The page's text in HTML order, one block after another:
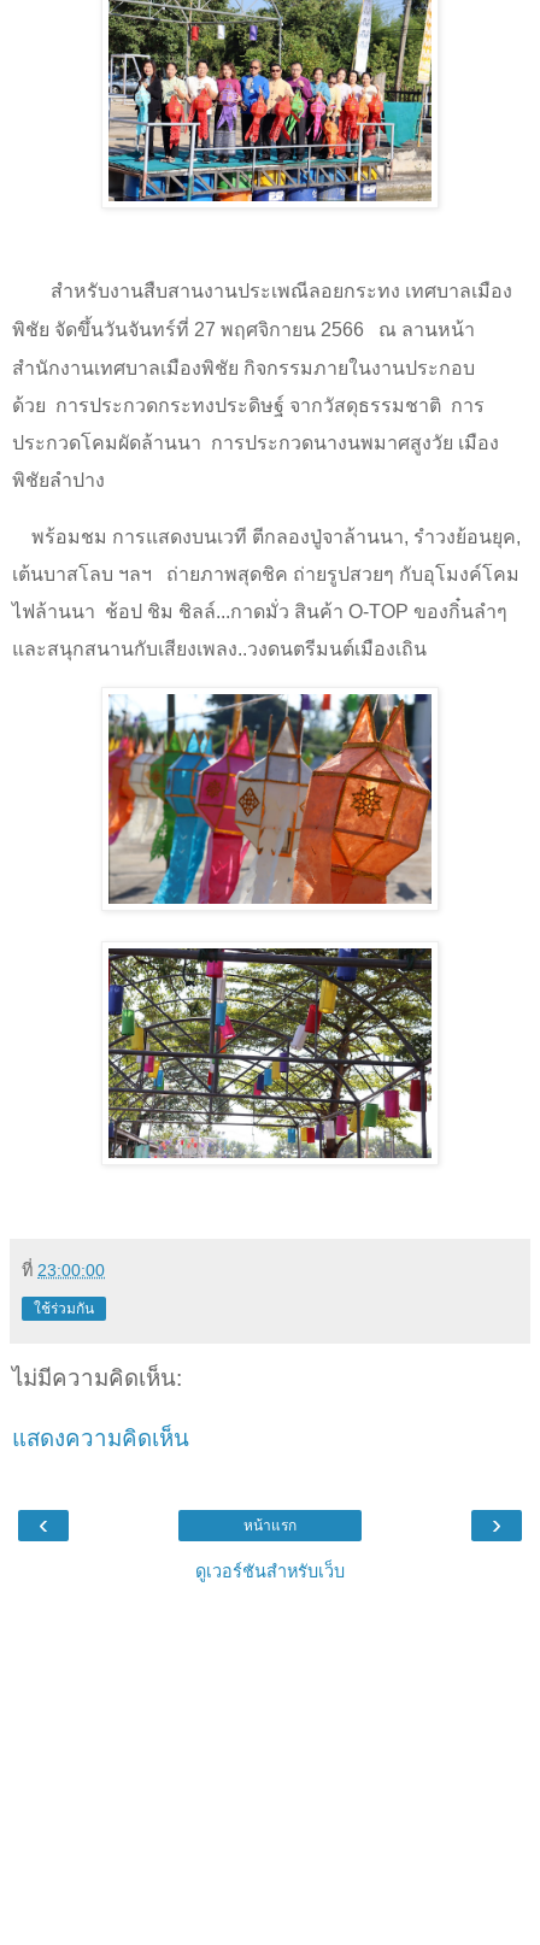
สำหรับงานสืบสานงานประเพณีลอยกระทง เทศบาลเมือง
พิชัย จัดขึ้นวันจันทร์ที่ 27 พฤศจิกายน 2566 ณ ลานหน้า
สำนักงานเทศบาลเมืองพิชัย กิจกรรมภายในงานประกอบ
ด้วย การประกวดกระทงประดิษฐ์ จากวัสดุธรรมชาติ การ
ประกวดโคมผัดล้านนา การประกวดนางนพมาศสูงวัย เมือง
พิชัยลำปาง
พร้อมชม การแสดงบนเวที ตีกลองปู่จาล้านนา, รำวงย้อนยุค,
เต้นบาสโลบ ฯลฯ ถ่ายภาพสุดชิค ถ่ายรูปสวยๆ กับอุโมงค์โคม
ไฟล้านนา ช้อป ชิม ชิลล์...กาดมั่ว สินค้า O-TOP ของกิ๋นลำๆ
และสนุกสนานกับเสียงเพลง..วงดนตรีมนต์เมืองเถิน
ที่ 23:00:00
ใช้ร่วมกัน
ไม่มีความคิดเห็น:
แสดงความคิดเห็น
‹ ›
หน้าแรก
ดูเวอร์ชันสำหรับเว็บ